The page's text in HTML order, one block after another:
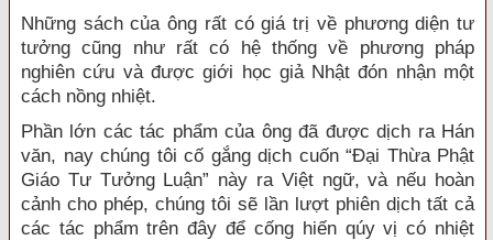
Những sách của ông rất có giá trị về phương diện tư
tưởng cũng như rất có hệ thống về phương pháp
nghiên cứu và được giới học giả Nhật đón nhận một
cách nồng nhiệt.
Phần lớn các tác phẩm của ông đã được dịch ra Hán
văn, nay chúng tôi cố gắng dịch cuốn “Đại Thừa Phật
Giáo Tư Tưởng Luận” này ra Việt ngữ, và nếu hoàn
cảnh cho phép, chúng tôi sẽ lần lượt phiên dịch tất cả
các tác phẩm trên đây để cống hiến qúy vị có nhiệt